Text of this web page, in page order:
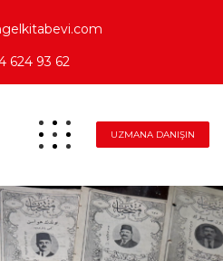
624 93 62
UZMANA DANIŞIN